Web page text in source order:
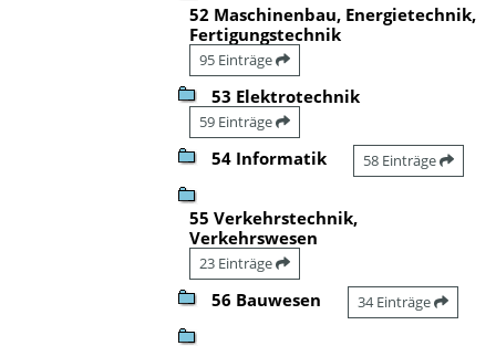
52 Maschinenbau, Energietechnik,
Fertigungstechnik
95 Einträge
53 Elektrotechnik
59 Einträge
54 Informatik 58 Einträge
55 Verkehrstechnik,
Verkehrswesen
23 Einträge
56 Bauwesen 34 Einträge